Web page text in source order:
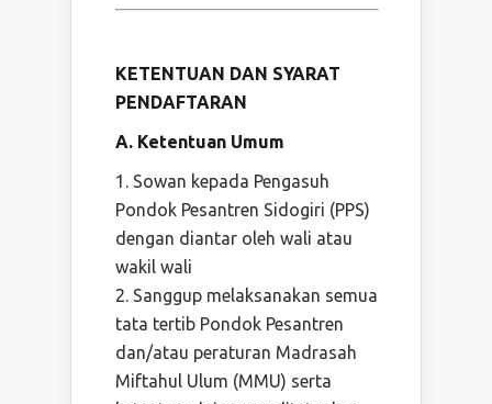
KETENTUAN DAN SYARAT
PENDAFTARAN
A. Ketentuan Umum
Sowan kepada Pengasuh
Pondok Pesantren Sidogiri (PPS)
dengan diantar oleh wali atau
wakil wali
Sanggup melaksanakan semua
tata tertib Pondok Pesantren
dan/atau peraturan Madrasah
Miftahul Ulum (MMU) serta